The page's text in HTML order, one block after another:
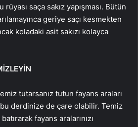
rüyası saça sakız yapışması. Bütün
geriye saçı kesmekten
koladaki asit sakızı kolayca
tutarsanız tutun fayans araları
bu derdinize de çare olabilir. Temiz
fayans aralarınızı